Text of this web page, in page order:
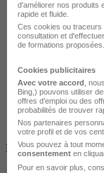
Non finançable CPF
d'améliorer nos produits
rapide et fluide.
Ces cookies ou traceurs
consultation et
de formations proposées.
Cookies publicitaires
Avec votre accord ,
Bing,) pouvons utiliser
offres d’emploi ou des
probabilités de trouver
Nos partenaires
votre profil et de vos
Vous pouvez à tout
consentement en
Pour en savoir plus,